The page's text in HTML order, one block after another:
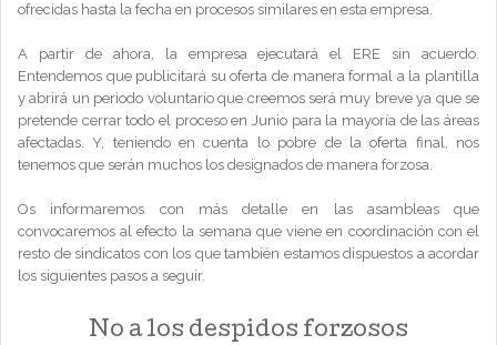
ofrecidas hasta la fecha en procesos similares en esta empresa.
A partir de ahora, la empresa ejecutará el ERE sin acuerdo.
Entendemos que publicitará su oferta de manera formal a la plantilla
y abrirá un periodo voluntario que creemos será muy breve ya que se
pretende cerrar todo el proceso en Junio para la mayoría de las áreas
afectadas. Y, teniendo en cuenta lo pobre de la oferta final, nos
tenemos que serán muchos los designados de manera forzosa.
Os informaremos con más detalle en las asambleas que
convocaremos al efecto la semana que viene en coordinación con el
resto de sindicatos con los que también estamos dispuestos a acordar
los siguientes pasos a seguir.
No a los despidos forzosos